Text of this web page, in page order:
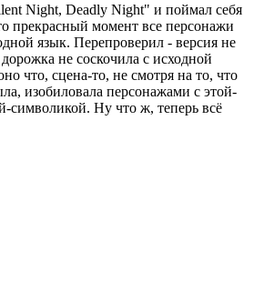
Night, Deadly Night" и поймал себя
прекрасный момент все персонажи
язык. Перепроверил - версия не
не соскочила с исходной
что, сцена-то, не смотря на то, что
изобиловала персонажами с этой-
символикой. Ну что ж, теперь всё